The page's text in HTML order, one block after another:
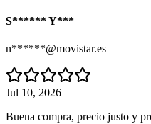
S****** Y***
n******@movistar.es
Jul 10, 2026
Buena compra, precio justo y